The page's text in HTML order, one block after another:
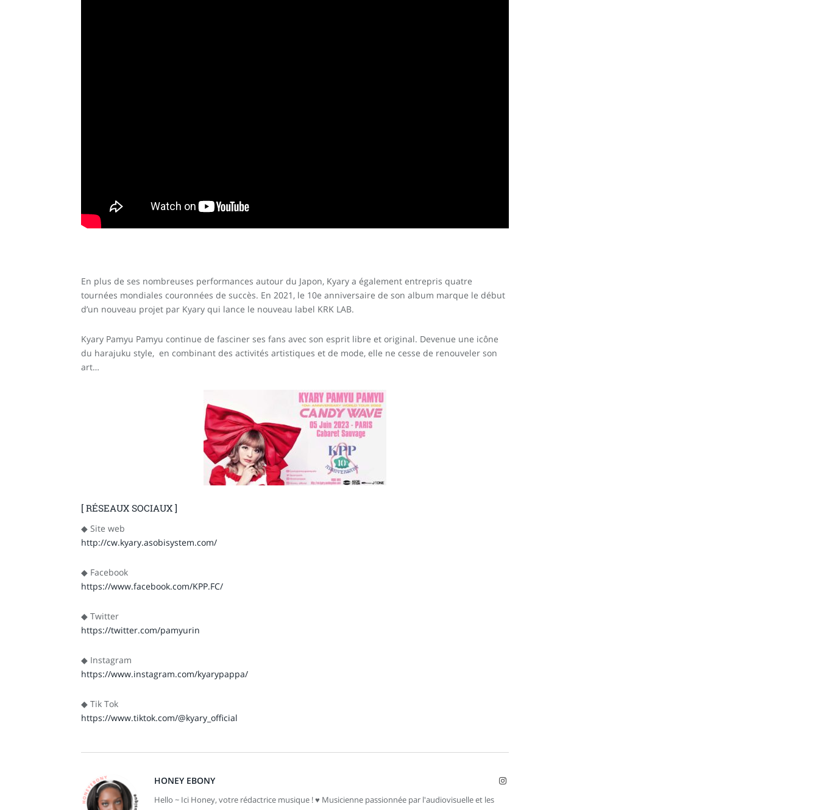
En plus de ses nombreuses performances autour du Japon, Kyary a également entrepris quatre
tournées mondiales couronnées de succès. En 2021, le 10e anniversaire de son album marque le début
d’un nouveau projet par Kyary qui lance le nouveau label KRK LAB.
Kyary Pamyu Pamyu continue de fasciner ses fans avec son esprit libre et original. Devenue une icône
du harajuku style, en combinant des activités artistiques et de mode, elle ne cesse de renouveler son
art…
[ RÉSEAUX SOCIAUX ]
◆ Site web
http://cw.kyary.asobisystem.com/
◆ Facebook
https://www.facebook.com/KPP.FC/
◆ Twitter
https://twitter.com/pamyurin
◆ Instagram
https://www.instagram.com/kyarypappa/
◆ Tik Tok
https://www.tiktok.com/@kyary_official
HONEY EBONY Instagram
Hello ~ Ici Honey, votre rédactrice musique ! ♥ Musicienne passionnée par l'audiovisuelle et les